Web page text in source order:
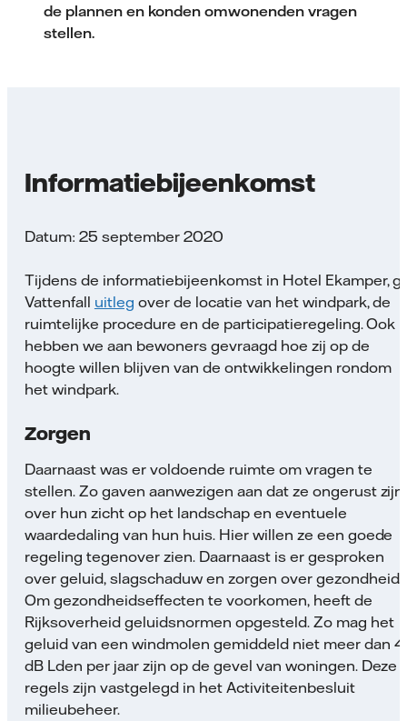
de plannen en konden omwonenden vragen
stellen.
Informatiebijeenkomst
Datum: 25 september 2020
Tijdens de informatiebijeenkomst in Hotel Ekamper,
Vattenfall uitleg over de locatie van het windpark, de
ruimtelijke procedure en de participatieregeling. Ook
hebben we aan bewoners gevraagd hoe zij op de
hoogte willen blijven van de ontwikkelingen rondom
het windpark.
Zorgen
Daarnaast was er voldoende ruimte om vragen te
stellen. Zo gaven aanwezigen aan dat ze ongerust zijn
over hun zicht op het landschap en eventuele
waardedaling van hun huis. Hier willen ze een goede
regeling tegenover zien. Daarnaast is er gesproken
over geluid, slagschaduw en zorgen over gezondheid.
Om gezondheidseffecten te voorkomen, heeft de
Rijksoverheid geluidsnormen opgesteld. Zo mag het
geluid van een windmolen gemiddeld niet meer dan
dB Lden per jaar zijn op de gevel van woningen. Deze
regels zijn vastgelegd in het Activiteitenbesluit
milieubeheer.